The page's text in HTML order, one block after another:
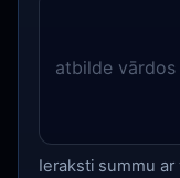
Ieraksti summu